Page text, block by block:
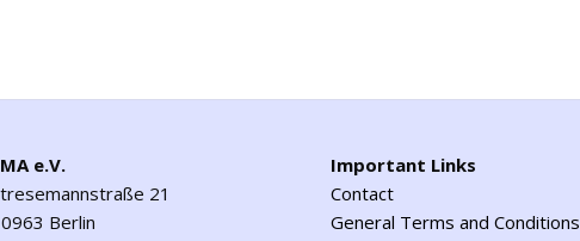
e.V.
21
Berlin
Important Links
Contact
General Terms and Conditions